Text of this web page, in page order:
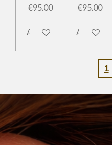
€95.00
Add to cart
€95.00
Add to
1